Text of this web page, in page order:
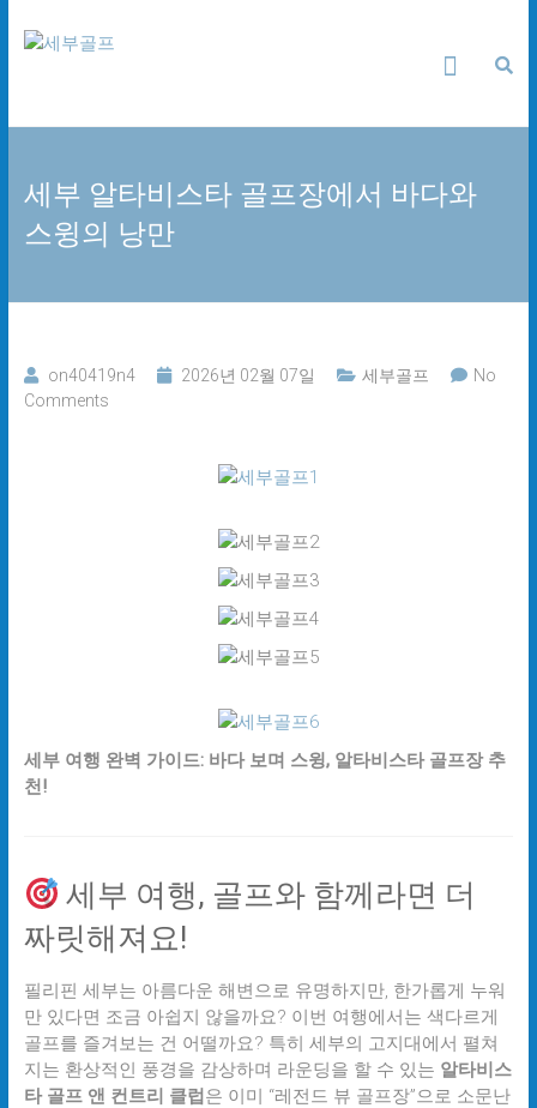
세
프
간
상
담
세부 알타비스타 골프장에서 바다와
스윙의 낭만
on40419n4 2026년 02월 07일 세부골프
No
Comments
세부 여행 완벽 가이드: 바다 보며 스윙, 알타비스타 골프장 추
천!
세부 여행, 골프와 함께라면 더
짜릿해져요!
필리핀 세부는 아름다운 해변으로 유명하지만, 한가롭게 누워
만 있다면 조금 아쉽지 않을까요? 이번 여행에서는 색다르게
골프를 즐겨보는 건 어떨까요? 특히 세부의 고지대에서 펼쳐
지는 환상적인 풍경을 감상하며 라운딩을 할 수 있는 알타비스
타 골프 앤 컨트리 클럽 은 이미 “레전드 뷰 골프장”으로 소문난